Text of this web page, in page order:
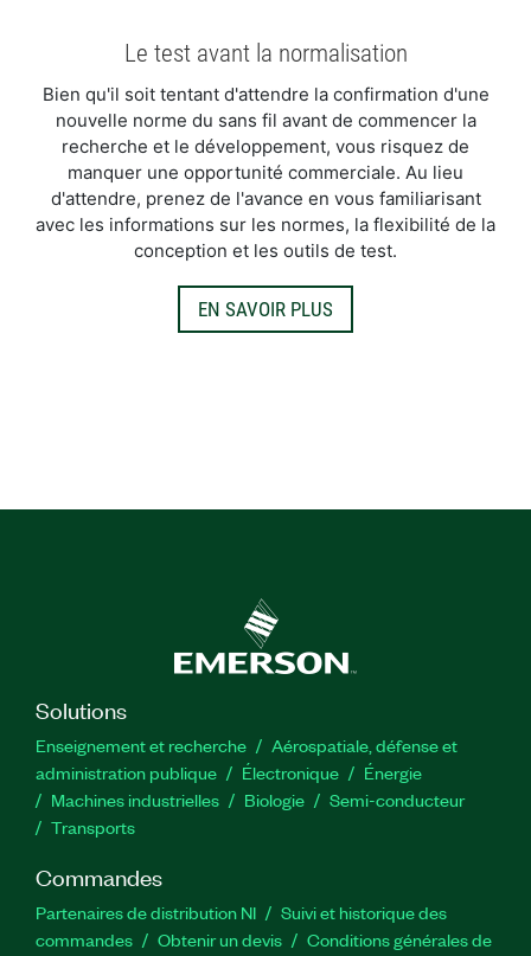
Le test avant la normalisation
Bien qu'il soit tentant d'attendre la confirmation d'une
nouvelle norme du sans fil avant de commencer la
recherche et le développement, vous risquez de
manquer une opportunité commerciale. Au lieu
d'attendre, prenez de l'avance en vous familiarisant
avec les informations sur les normes, la flexibilité de la
conception et les outils de test.
EN SAVOIR PLUS
Solutions
Enseignement et recherche
Aérospatiale, défense et
administration publique
Électronique
Énergie​
Machines industrielles
Biologie
Semi-conducteur
Transports
Commandes
Partenaires de distribution NI
Suivi et historique des
commandes
Obtenir un devis
Conditions générales de